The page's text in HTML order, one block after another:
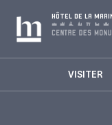
HÔTEL DE LA
VISITER